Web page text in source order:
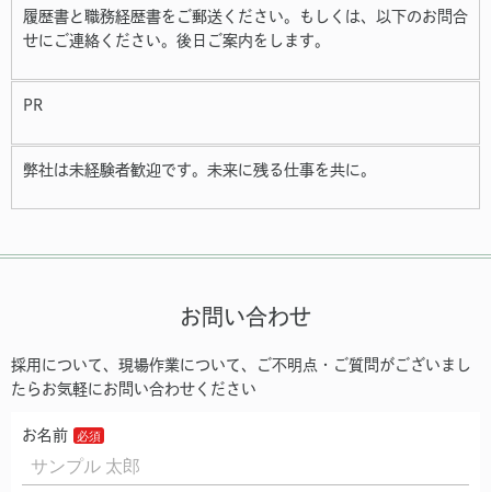
履歴書と職務経歴書をご郵送ください。もしくは、以下のお問合
せにご連絡ください。後日ご案内をします。
PR
弊社は未経験者歓迎です。未来に残る仕事を共に。
お問い合わせ
採用について、現場作業について、ご不明点・ご質問がございまし
たらお気軽にお問い合わせください
お名前